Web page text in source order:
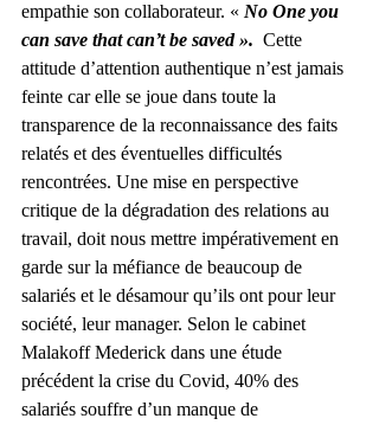
empathie son collaborateur. « No One you
can save that can’t be saved ». Cette
attitude d’attention authentique n’est jamais
feinte car elle se joue dans toute la
transparence de la reconnaissance des faits
relatés et des éventuelles difficultés
rencontrées. Une mise en perspective
critique de la dégradation des relations au
travail, doit nous mettre impérativement en
garde sur la méfiance de beaucoup de
salariés et le désamour qu’ils ont pour leur
société, leur manager. Selon le cabinet
Malakoff Mederick dans une étude
précédent la crise du Covid, 40% des
salariés souffre d’un manque de